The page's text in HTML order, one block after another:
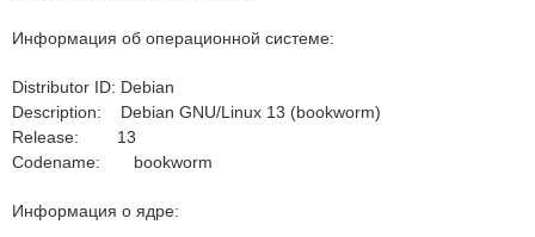
Информация об операционной системе:
Distributor ID: Debian
Description: Debian GNU/Linux 13 (bookworm)
Release: 13
Codename: bookworm
Информация о ядре: